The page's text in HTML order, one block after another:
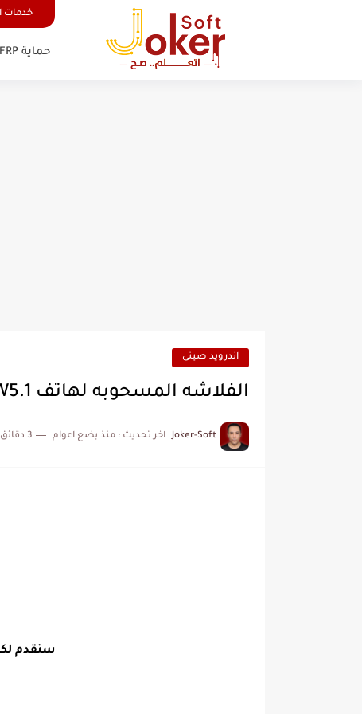
خدمات
حماية FRP
اندرويد صينى
الفلاشه المسحوبه لهاتف i.t.works ITW5.1 برابط مباشر
Joker-Soft اخر تحديث : منذ بضع اعوام 3 دقائق للقراءة
سنقدم